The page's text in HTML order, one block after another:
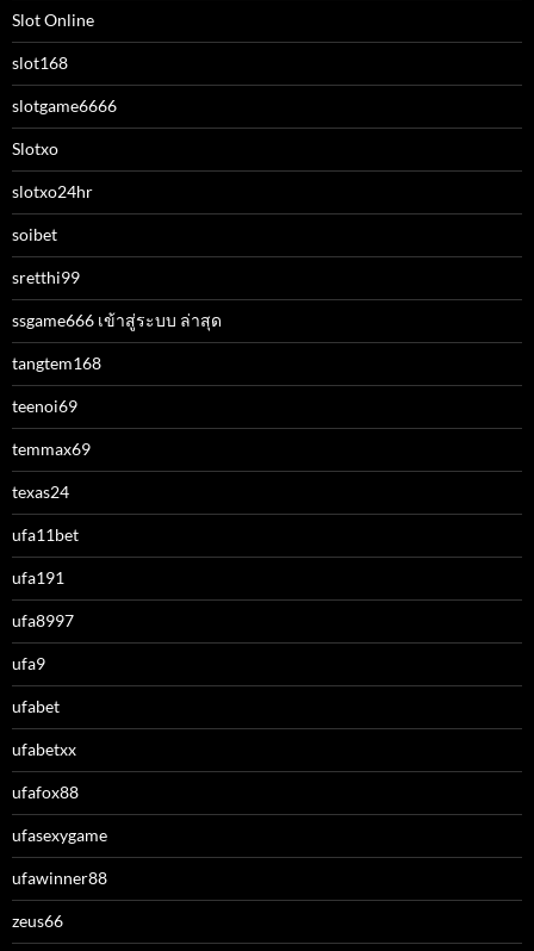
Slot Online
slot168
slotgame6666
Slotxo
slotxo24hr
soibet
sretthi99
ssgame666 เข้าสู่ระบบ ล่าสุด
tangtem168
teenoi69
temmax69
texas24
ufa11bet
ufa191
ufa8997
ufa9
ufabet
ufabetxx
ufafox88
ufasexygame
ufawinner88
zeus66